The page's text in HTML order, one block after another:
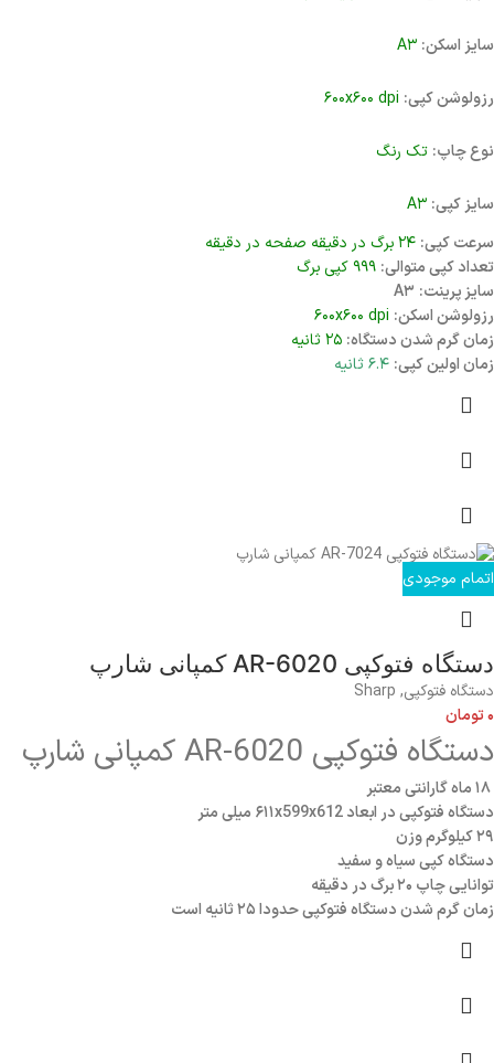
سایز اسکن: A۳
رزولوشن کپی: ۶۰۰x۶۰۰ dpi
نوع چاپ: تک رنگ
سایز کپی: A۳
سرعت کپی:
تعداد کپی متوالی: ۹۹۹ کپی برگ
سایز پرینت: A۳
رزولوشن اسکن: ۶۰۰x۶۰۰ dpi
زمان گرم شدن دستگاه: ۲۵ ثانیه
زمان اولین کپی: ۶.۴ ثانیه
اتمام موجودی
دستگاه فتوکپی AR-6020 کمپانی شارپ
دستگاه فتوکپی,
Sharp
۰تومان
دستگاه فتوکپی AR-6020 کمپانی شارپ
دستگاه فتوکپی در ابعاد۶۱۱x599x612 میلی متر
۲۹ کیلوگرم وزن
دستگاه کپی سیاه و سفید
توانایی چاپ ۲۰ برگ در دقیقه
زمان گرم شدن دستگاه فتوکپی حدودا ۲۵ ثانیه است